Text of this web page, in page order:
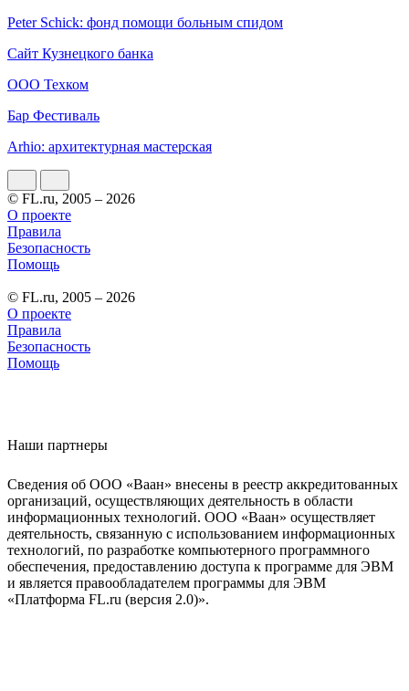
Peter Schick: фонд помощи больным спидом
Сайт Кузнецкого банка
ООО Техком
Бар Фестиваль
Arhio: архитектурная мастерская
© FL.ru, 2005 – 2026
О проекте
Правила
Безопасность
Помощь
© FL.ru, 2005 – 2026
О проекте
Правила
Безопасность
Помощь
Наши партнеры
Сведения об ООО «Ваан» внесены в реестр аккредитованных
организаций, осуществляющих деятельность в области
информационных технологий. ООО «Ваан» осуществляет
деятельность, связанную с использованием информационных
технологий, по разработке компьютерного программного
обеспечения, предоставлению доступа к программе для ЭВМ
и является правообладателем программы для ЭВМ
«Платформа FL.ru (версия 2.0)».